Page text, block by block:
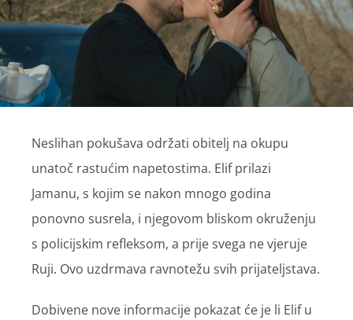
Neslihan pokušava održati obitelj na okupu
unatoč rastućim napetostima. Elif prilazi
Jamanu, s kojim se nakon mnogo godina
ponovno susrela, i njegovom bliskom okruženju
s policijskim refleksom, a prije svega ne vjeruje
Ruji. Ovo uzdrmava ravnotežu svih prijateljstava.
Dobivene nove informacije pokazat će je li Elif u